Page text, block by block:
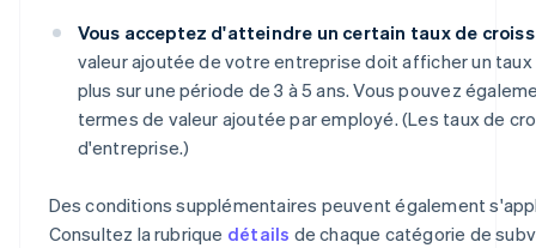
Vous acceptez d'atteindre un certain taux de
valeur ajoutée de votre entreprise doit afficher un taux
plus sur une période de 3 à 5 ans. Vous pouvez
termes de valeur ajoutée par employé. (Les taux de
d'entreprise.)
Des conditions supplémentaires peuvent également
Consultez la rubrique détails de chaque catégorie de